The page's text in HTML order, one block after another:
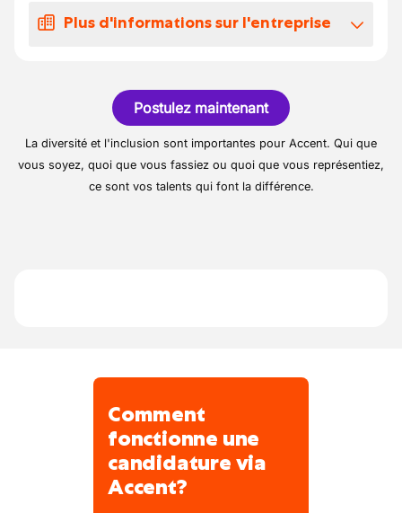
Tournante pour les week-ends ( samedi et
dimanche)
Aide aux préparations bouchères (découpe
Respect des règles d’hygiène et de sécurité
alimentaire
Plus d'informations sur l'entreprise
boucherie artisanale recherche une
vendeuse en boucherie – vente comptoir,
avec un rôle important d’aide au boucher
pour les préparations.
Postulez maintenant
La diversité et l'inclusion sont importantes pour Accent. Qui que
vous soyez, quoi que vous fassiez ou quoi que vous représentiez,
ce sont vos talents qui font la différence.
Comment
fonctionne une
candidature via
Accent?